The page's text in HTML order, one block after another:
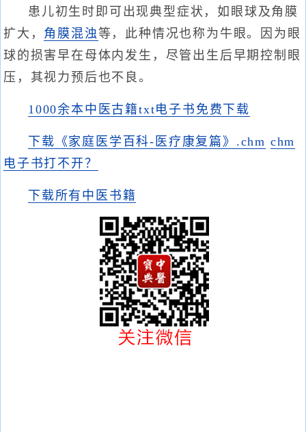
患儿初生时即可出现典型症状，如眼球及角膜
扩大， 角膜混浊等，此种情况也称为牛眼。因为眼
球的损害早在母体内发生，尽管出生后早期控制眼
压，其视力预后也不良。
1000余本中医古籍txt电子书免费下载
下载《家庭医学百科-医疗康复篇》.chm chm
电子书打不开？
下载所有中医书籍